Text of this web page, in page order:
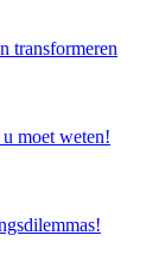
transformeren
moet weten!